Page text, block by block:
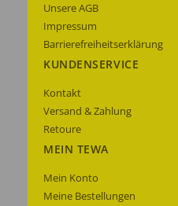
Unsere AGB
Impressum
Barrierefreiheitserklärung
KUNDENSERVICE
Kontakt
Versand & Zahlung
Retoure
MEIN TEWA
Mein Konto
Meine Bestellungen